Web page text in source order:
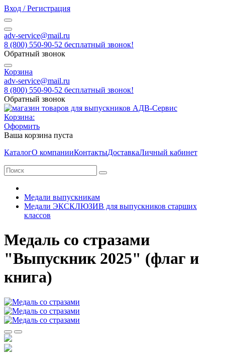
Вход / Регистрация
adv-service@mail.ru
8 (800) 550-90-52 бесплатный звонок!
Обратный звонок
Корзина
adv-service@mail.ru
8 (800) 550-90-52 бесплатный звонок!
Обратный звонок
Корзина:
Оформить
Ваша корзина пуста
КаталогО компанииКонтактыДоставкаЛичный кабинет
Медали выпускникам
Медали ЭКСКЛЮЗИВ для выпускников старших
классов
Медаль со стразами
"Выпускник 2025" (флаг и
книга)